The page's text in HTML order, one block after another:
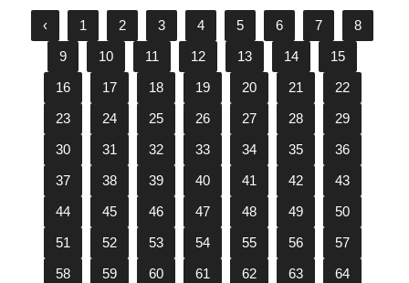
‹ 1 2 3 4 5 6 7
8
9
10 11 12 13 14
15
16
17 18 19 20 21
22
23
24 25 26 27 28
29
30
31 32 33 34 35
36
37
38 39 40 41 42
43
44
45 46 47 48 49
50
51
52 53 54 55 56
57
58
59 60 61 62 63
64